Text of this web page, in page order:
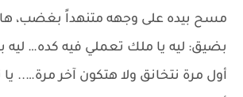
مسح بيده على وجهه متنهداً بغضب،
بضيق: ليه يا ملك تعملي فيه كده…
أول مرة نتخانق ولا هتكون آخر مرة…..